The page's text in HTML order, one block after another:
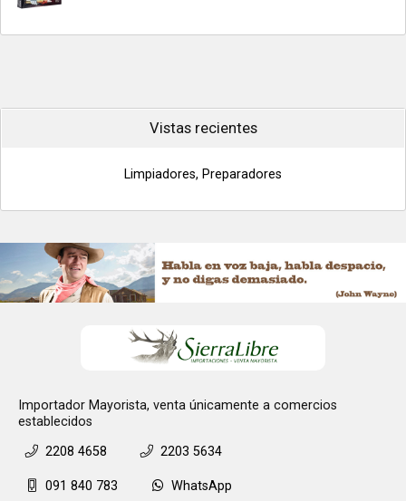
Vistas recientes
Limpiadores, Preparadores
Importador Mayorista, venta únicamente a comercios
establecidos
2208 4658
2203 5634
091 840 783 WhatsApp